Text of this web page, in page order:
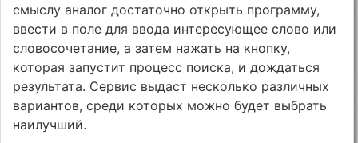
смыслу аналог достаточно открыть программу,
ввести в поле для ввода интересующее слово или
словосочетание, а затем нажать на кнопку,
которая запустит процесс поиска, и дождаться
результата. Сервис выдаст несколько различных
вариантов, среди которых можно будет выбрать
наилучший.